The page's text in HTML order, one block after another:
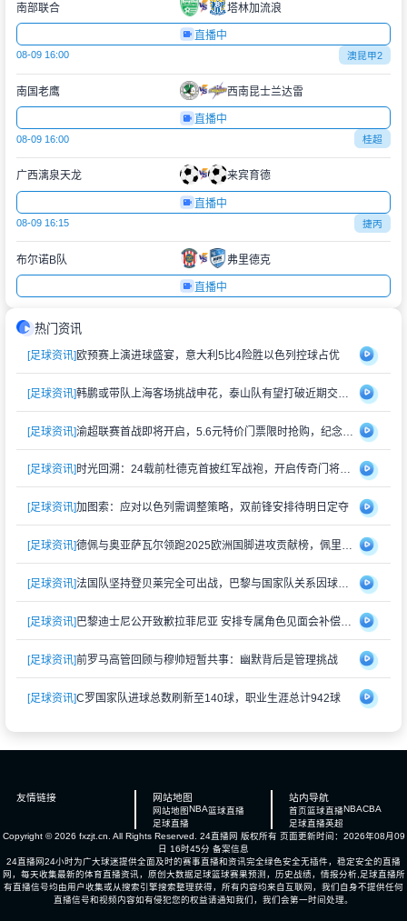
南部联合 塔林加流浪
直播中
08-09 16:00 澳昆甲2
南国老鹰 西南昆士兰达雷
直播中
08-09 16:00 桂超
广西漓泉天龙 来宾育德
直播中
08-09 16:15 捷丙
布尔诺B队 弗里德克
直播中
热门资讯
[足球资讯]欧预赛上演进球盛宴，意大利5比4险胜以色列控球占优
[足球资讯]
[足球资讯] 渝超联赛首战即将开启，5.6元特价门票限时抢购，纪念礼品同步赠送
[足球资讯] 时光回溯：24载前杜德克首披红军战袍，开启传奇门将生涯
[足球资讯]加图索：应对以色列需调整策略，双前锋安排待明日定夺
[足球资讯] 德佩与奥亚萨瓦尔领跑2025欧洲国脚进攻贡献榜，佩里西奇紧随其后
[足球资讯] 法国队坚持登贝莱完全可出战，巴黎与国家队关系因球员伤情再度紧张
[足球资讯] 巴黎迪士尼公开致歉拉菲尼亚 安排专属角色见面会补偿受冷落经历
[足球资讯]前罗马高管回顾与穆帅短暂共事：幽默背后是管理挑战
[足球资讯]C罗国家队进球总数刷新至140球，职业生涯总计942球
友情链接 网站地图
网站地图 NBA篮球直播
足球直播
站内导航
首页篮球直播NBACBA
足球直播英超
Copyright © 2026 fxzjt.cn. All Rights Reserved. 24直播网 版权所有 页面更新时间：2026年08月09
日 16时45分 备案信息
24直播网24小时为广大球迷提供全面及时的赛事直播和资讯完全绿色安全无插件，稳定安全的直播
网，每天收集最新的体育直播资讯，原创大数据足球篮球赛果预测，历史战绩，情报分析,足球直播所
有直播信号均由用户收集或从搜索引擎搜索整理获得，所有内容均来自互联网，我们自身不提供任何
直播信号和视频内容如有侵犯您的权益请通知我们，我们会第一时间处理。